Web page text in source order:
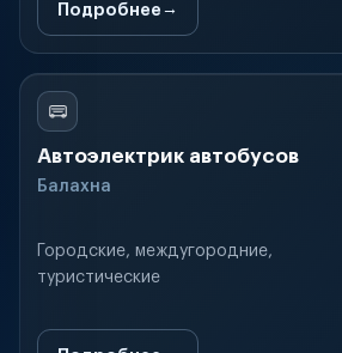
Подробнее
Автоэлектрик автобусов
Балахна
Городские, междугородние,
туристические